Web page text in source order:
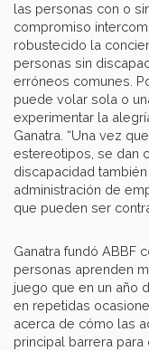
las personas con o
compromiso
robustecido la
personas sin
erróneos comunes.
puede volar sola o
experimentar la
Ganatra. “Una vez
estereotipos, se dan
discapacidad
administración de
que pueden ser
Ganatra fundó ABBF
personas aprenden
juego que en un año
en repetidas
acerca de cómo las
principal barrera